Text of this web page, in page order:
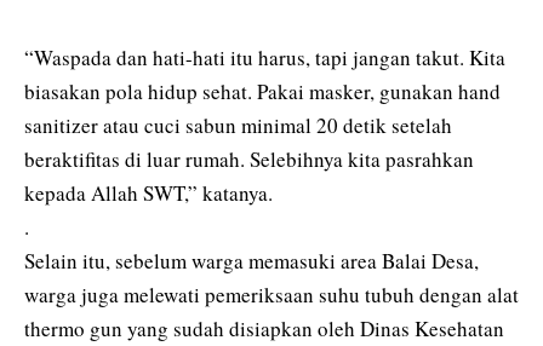
“Waspada dan hati-hati itu harus, tapi jangan takut. Kita
biasakan pola hidup sehat. Pakai masker, gunakan hand
sanitizer atau cuci sabun minimal 20 detik setelah
beraktifitas di luar rumah. Selebihnya kita pasrahkan
kepada Allah SWT,” katanya.
.
Selain itu, sebelum warga memasuki area Balai Desa,
warga juga melewati pemeriksaan suhu tubuh dengan alat
thermo gun yang sudah disiapkan oleh Dinas Kesehatan